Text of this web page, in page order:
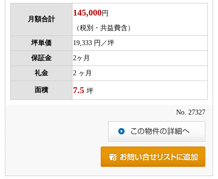
月額合計
145,000円
（税別・共益費含）
坪単価 19,333 円／坪
保証金 2ヶ月
礼金 2 ヶ月
面積 7.5 坪
No. 27327